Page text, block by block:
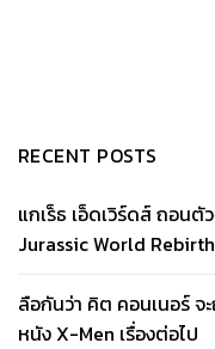
RECENT POSTS
แกเร็ธ เอ็ดเวิร์ดส์ ถอน
Jurassic World Rebirth
ลือกันว่า คิต คอนเนอร์ จ
หนัง X-Men เรื่องต่อไป